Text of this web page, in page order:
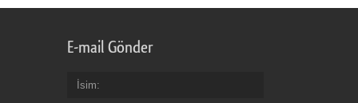
E-mail Gönder
İsim